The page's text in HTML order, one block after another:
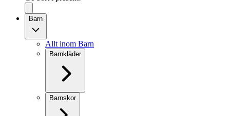
Barn
Allt inom Barn
Barnkläder
Barnskor